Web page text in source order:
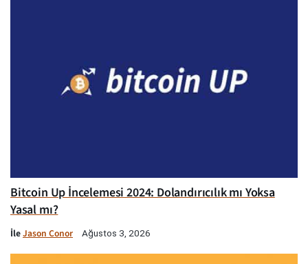
Bitcoin Up İncelemesi 2024: Dolandırıcılık mı Yoksa
Yasal mı?
İleJason Conor Ağustos 3, 2026